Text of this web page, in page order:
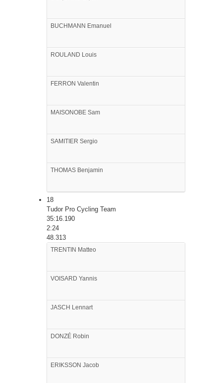
BUCHMANN Emanuel
ROULAND Louis
FERRON Valentin
MAISONOBE Sam
SAMITIER Sergio
THOMAS Benjamin
18
Tudor Pro Cycling Team
35:16.190
2:24
48.313
TRENTIN Matteo
VOISARD Yannis
JASCH Lennart
DONZÉ Robin
ERIKSSON Jacob